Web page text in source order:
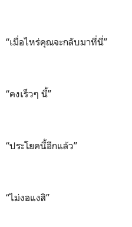
“เมื่อไหร่คุณจะกลับมาที่นี่”
“คงเร็วๆ นี้”
“ประโยคนี้อีกแล้ว”
“ไม่งอแงสิ”